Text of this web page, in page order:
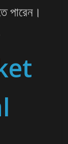
পারেন।